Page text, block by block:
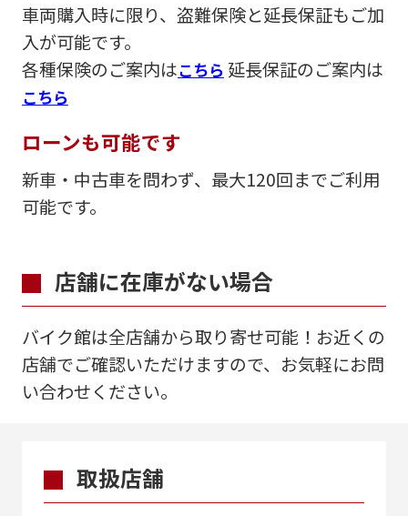
車両購入時に限り、盗難保険と延長保証もご加
入が可能です。
各種保険のご案内はこちら 延長保証のご案内は
こちら
ローンも可能です
新車・中古車を問わず、最大120回までご利用
可能です。
店舗に在庫がない場合
バイク館は全店舗から取り寄せ可能！お近くの
店舗でご確認いただけますので、お気軽にお問
い合わせください。
取扱店舗